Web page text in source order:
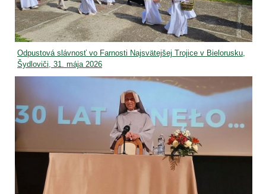
Odpustová slávnosť vo Farnosti Najsvätejšej Trojice v Bielorusku,
Šydloviči, 31. mája 2026